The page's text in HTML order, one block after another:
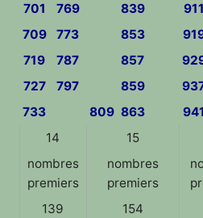
701 769 839
709 773 853
719 787 857
727 797 859
733 809 863
14
15
nombres
premiers
nombres
premiers
139 154